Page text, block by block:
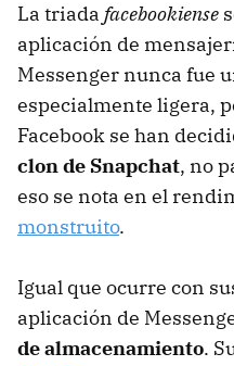
La triada facebookiense
aplicación de
Messenger nunca fue
especialmente ligera,
Facebook se han
clon de Snapchat, no
eso se nota en el
monstruito.
Igual que ocurre con
aplicación de
de almacenamiento.